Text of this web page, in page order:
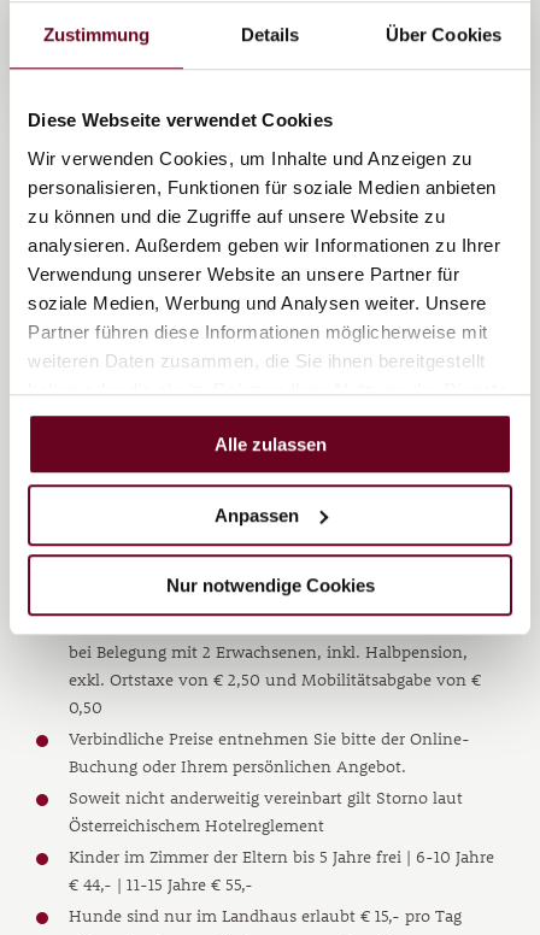
Zustimmung Details Über Cookies
Diese Webseite verwendet Cookies
Wir verwenden Cookies, um Inhalte und Anzeigen zu
personalisieren, Funktionen für soziale Medien anbieten
zu können und die Zugriffe auf unsere Website zu
analysieren. Außerdem geben wir Informationen zu Ihrer
Verwendung unserer Website an unsere Partner für
soziale Medien, Werbung und Analysen weiter. Unsere
Partner führen diese Informationen möglicherweise mit
weiteren Daten zusammen, die Sie ihnen bereitgestellt
haben oder die sie im Rahmen Ihrer Nutzung der Dienste
gesammelt haben.
Alle zulassen
Anpassen
Nur notwendige Cookies
Ausflugstipps
geführte Wanderung jeweils mittwochs mit dem
Alm.Michi
Alpaka.Erlebnis, jeweils dienstags- geführter
Spaziergang mit Alpakas
Angegebene Preise sind Preisbeispiele und verstehen
sich, soweit nicht anders angegeben, pro Person und Tag
bei Belegung mit 2 Erwachsenen, inkl. Halbpension,
exkl. Ortstaxe von € 2,50 und Mobilitätsabgabe von €
0,50
Verbindliche Preise entnehmen Sie bitte der Online-
Buchung oder Ihrem persönlichen Angebot.
Soweit nicht anderweitig vereinbart gilt Storno laut
Österreichischem Hotelreglement
Kinder im Zimmer der Eltern bis 5 Jahre frei | 6-10 Jahre
€ 44,- | 11-15 Jahre € 55,-
Hunde sind nur im Landhaus erlaubt € 15,- pro Tag